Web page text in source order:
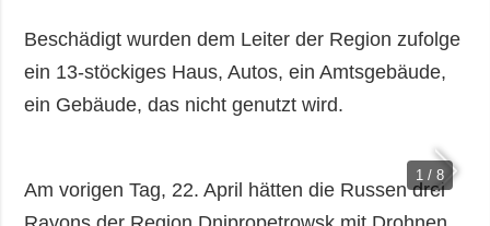
Beschädigt wurden dem Leiter der Region zufolge
ein 13-stöckiges Haus, Autos, ein Amtsgebäude,
ein Gebäude, das nicht genutzt wird.
1 / 8
Am vorigen Tag, 22. April hätten die Russen drei